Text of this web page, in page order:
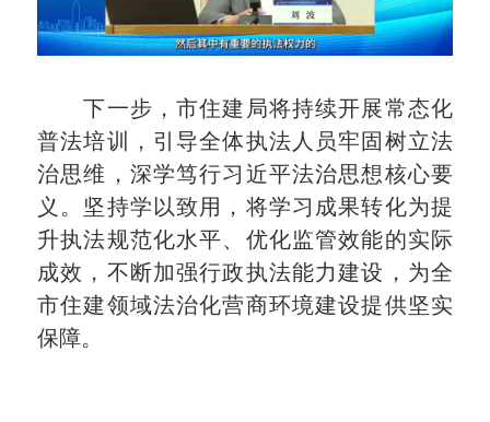
下一步，市住建局将持续开展常态化
普法培训，引导全体执法人员牢固树立法
治思维，深学笃行习近平法治思想核心要
义。坚持学以致用，将学习成果转化为提
升执法规范化水平、优化监管效能的实际
成效，不断加强行政执法能力建设，为全
市住建领域法治化营商环境建设提供坚实
保障。